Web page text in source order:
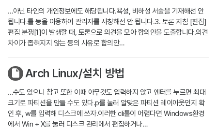
…아닌 타인의 개인정보에도 해당됩니다.욕설, 비하성 서술을 기재해선 안
됩니다.틀 등을 이용하여 관리자를 사칭해선 안 됩니다.3. 토론 지침 [편집]
편집 분쟁[1]이 발생할 때, 토론으로 의견을 모아 합의안을 도출합니다.의견
차이가 좁혀지지 않는 등의 사유로 합의안…
Arch Linux/설치 방법
…수도 있으니 참고 또한 이때 아무것도 입력하지 않고 엔터를 누르면 최대
크기로 파티션을 만들 수도 있다.p를 눌러 알맞은 파티션 레이아웃인지 확
인 후, w를 입력해 디스크에 쓰자.이러한 cli툴이 어렵다면 Windows환경
에서 Win + X를 눌러 디스크 관리에서 편집하거나…